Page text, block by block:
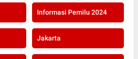
Informasi Pemilu 2024
Jakarta